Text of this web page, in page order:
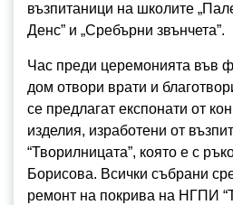
възпитаници на школите
Денс” и „Сребърни звънчета”.
Час преди церемонията във
дом отвори врати и
се предлагат експонати от
изделия, изработени от
“Творилницата”, която е с
Борисова. Всички събрани
ремонт на покрива на НГПИ